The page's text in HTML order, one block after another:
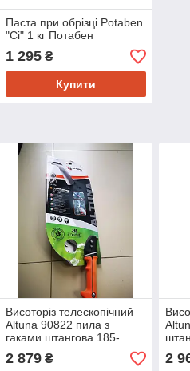
Паста при обрізці Potaben
"Ci" 1 кг Потабен
1 295₴
Купити
Висоторіз телескопічний
Altuna 90822 пила з
гаками штангова 185-
290см для обрізки високих
гілок Алтуна Іспанія
2 879₴ 2